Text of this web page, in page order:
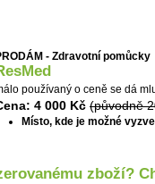
- Zdravotní pomůcky
používaný o ceně se dá
4 000 Kč (původně
Místo, kde je možné
zboží?